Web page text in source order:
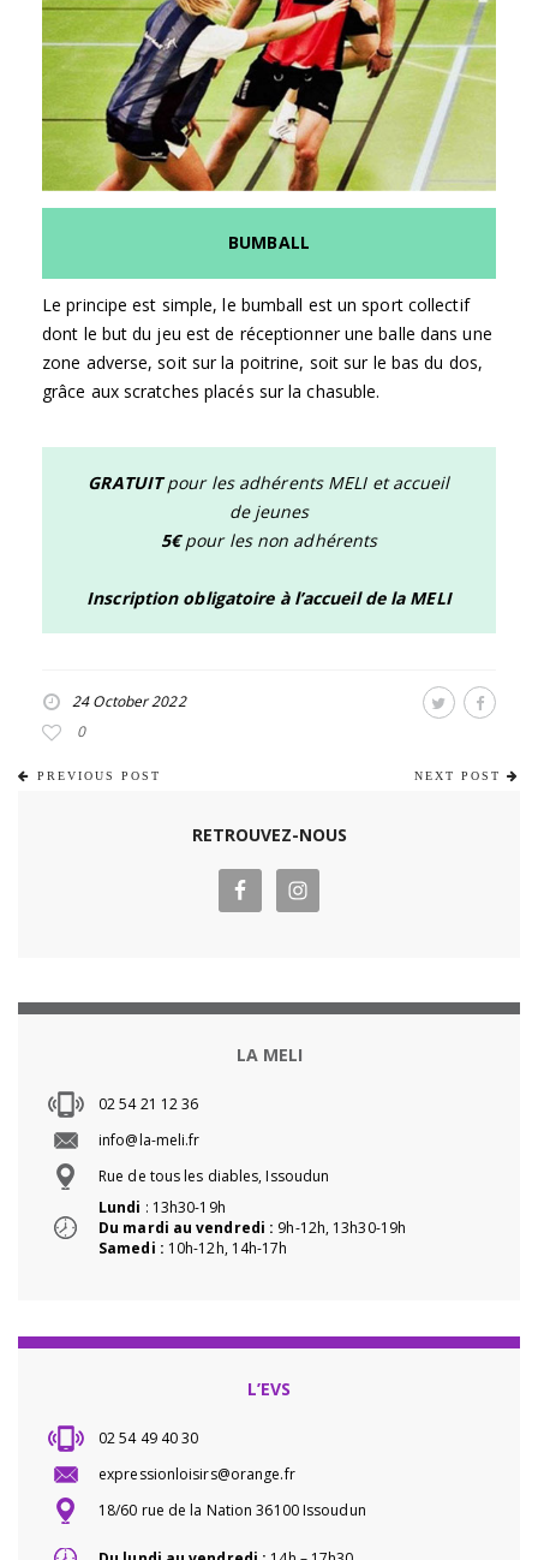
BUMBALL
Le principe est simple, le bumball est un sport collectif
dont le but du jeu est de réceptionner une balle dans une
zone adverse, soit sur la poitrine, soit sur le bas du dos,
grâce aux scratches placés sur la chasuble.
GRATUITpour les adhérents MELI et accueil
de jeunes
5€pour les non adhérents
Inscription obligatoire à l’accueil de la MELI
24 October 2022
0
PREVIOUS POST NEXT POST
RETROUVEZ-NOUS
LA MELI
02 54 21 12 36
info@la-meli.fr
Rue de tous les diables, Issoudun
Lundi : 13h30-19h
Du mardi au vendredi : 9h-12h, 13h30-19h
Samedi : 10h-12h, 14h-17h
L’EVS
02 54 49 40 30
expressionloisirs@orange.fr
18/60 rue de la Nation 36100 Issoudun